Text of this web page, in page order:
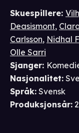
Skuespillere:
Deasismont,
Carlsson, Nidhal
Olle Sarri
Sjanger:
Nasjonalitet:
Språk: Svensk
Produksjonsår: